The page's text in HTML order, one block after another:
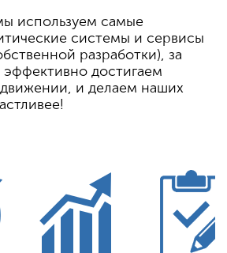
используем самые
системы и сервисы
разработки), за
достигаем
и делаем наших